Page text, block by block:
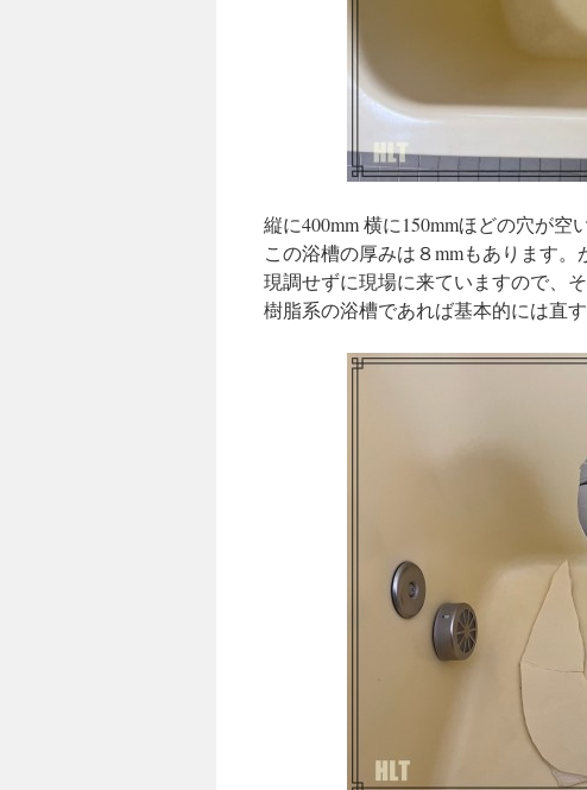
縦に400mm 横に150mmほどの穴が空
この浴槽の厚みは８mmもあります。
現調せずに現場に来ていますので、
樹脂系の浴槽であれば基本的には直